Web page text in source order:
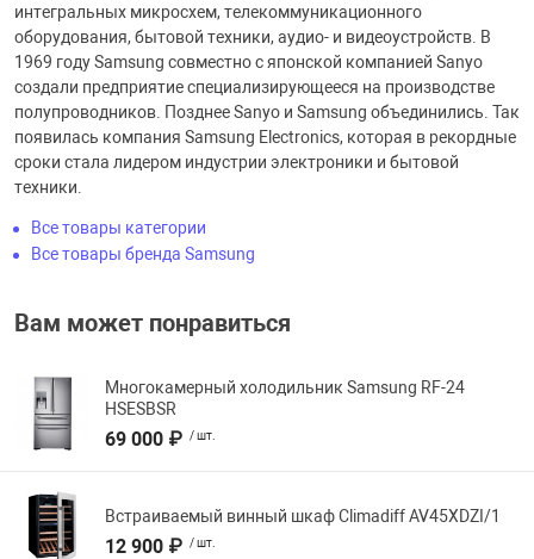
интегральных микросхем, телекоммуникационного
оборудования, бытовой техники, аудио- и видеоустройств. В
1969 году Samsung совместно с японской компанией Sanyo
создали предприятие специализирующееся на производстве
полупроводников. Позднее Sanyo и Samsung объединились. Так
появилась компания Samsung Electronics, которая в рекордные
сроки стала лидером индустрии электроники и бытовой
техники.
Все товары категории
Все товары бренда Samsung
Вам может понравиться
Многокамерный холодильник Samsung RF-24
HSESBSR
69 000 ₽ / шт.
Встраиваемый винный шкаф Climadiff AV45XDZI/1
12 900 ₽ / шт.